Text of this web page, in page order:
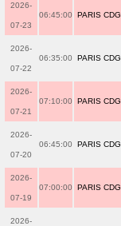
2026-
07-23
06:45:00 PARIS CDG
2026-
07-22
06:35:00 PARIS CDG
2026-
07-21
07:10:00 PARIS CDG
2026-
07-20
06:45:00 PARIS CDG
2026-
07-19
07:00:00 PARIS CDG
2026-